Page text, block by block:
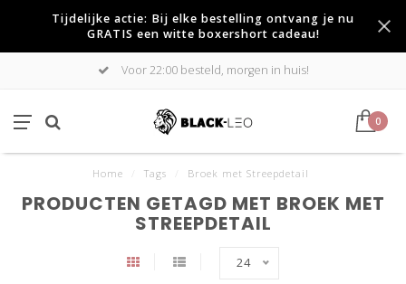
Tijdelijke actie: Bij elke bestelling ontvang je nu
GRATIS een witte boxershort cadeau!
Voor 22:00 besteld, morgen in huis!
0
Home Tags Broek met Streepdetail
PRODUCTEN GETAGD MET BROEK MET
STREEPDETAIL
24